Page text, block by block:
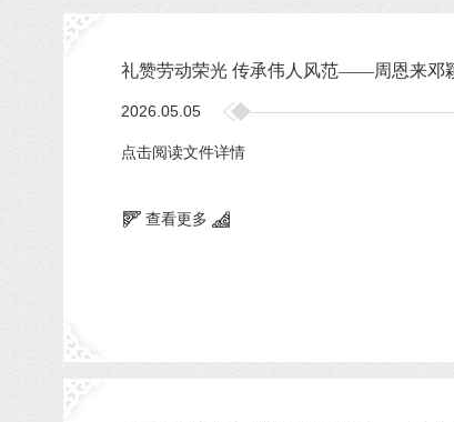
礼赞劳动荣光 传承伟人风范——周恩来邓
2026.05.05
点击阅读文件详情
查看更多